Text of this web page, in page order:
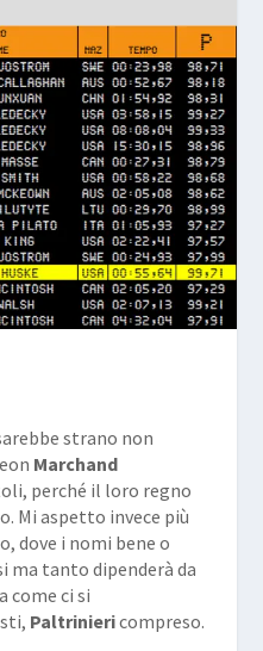
strano non
Marchand
perché il loro regno
Mi aspetto invece più
dove i nomi bene o
ma tanto dipenderà da
come ci si
Paltriniericompreso.